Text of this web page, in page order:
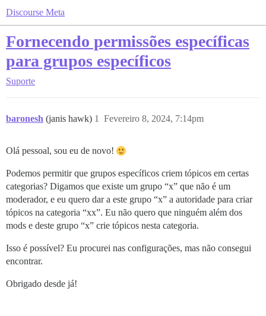
Discourse Meta
Fornecendo permissões específicas
para grupos específicos
Suporte
baronesh (janis hawk) Fevereiro 8, 2024, 7:14pm
1
Olá pessoal, sou eu de novo!
Podemos permitir que grupos específicos criem tópicos em certas
categorias? Digamos que existe um grupo “x” que não é um
moderador, e eu quero dar a este grupo “x” a autoridade para criar
tópicos na categoria “xx”. Eu não quero que ninguém além dos
mods e deste grupo “x” crie tópicos nesta categoria.
Isso é possível? Eu procurei nas configurações, mas não consegui
encontrar.
Obrigado desde já!